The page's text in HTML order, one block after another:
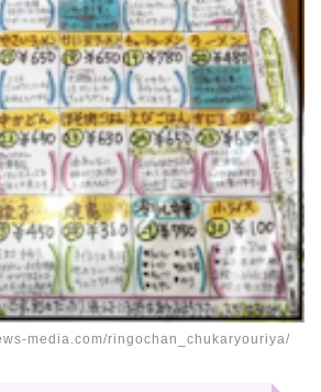
media.com/ringochan_chukaryouriya/